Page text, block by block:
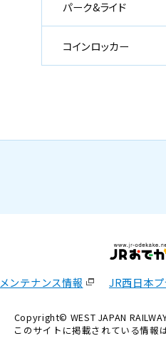
パーク&ライド
コインロッカー
ンテナンス情報 JR西日本
Copyright© WEST JAPAN
このサイトに掲載されている情報